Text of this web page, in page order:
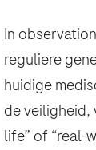
In
reguliere
huidige
de
life” of “real-
Land
Nederland ,
E-mail
E-mail
E-mail